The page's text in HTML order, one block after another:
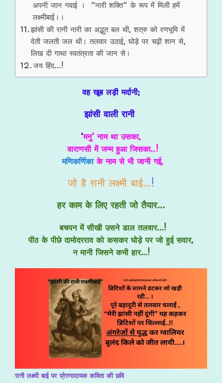
अपनी जान गवाई । “नारी शक्ति” के रूप में मिली हमें
लक्ष्मीबाई।।
झांसी की रानी नारी का अद्भुत बल थी, शत्रु को रणभूमि में
देती जलती जल थी। तलवार उठाई, घोड़े पर चढ़ी शान से,
लिख दी गाथा स्वतंत्रता की जान से।
जय हिंद…!
वह खूब लड़ी मर्दानी;
झांसी वाली रानी
‘मनु’ नाम था उसका,
वाराणसी में जन्म हुआ जिसका..!
मणिकर्णिकाके नाम से भी जानी गई,
जो है रानी लक्ष्मी बाई…!
हर काम के लिए रहती जो तैयार…
बचपन में सीखी उसने डाल तलवार…!
पीठ के पीछे दामोदरराव को कसकर घोड़े पर जो हुई सवार,
न मानी जिसने कभी हार…!
रानी लक्ष्मी बाई पर प्रेरणादायक कविता की छवि